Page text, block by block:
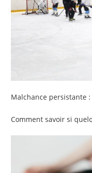
Malchance persistante
Comment savoir si